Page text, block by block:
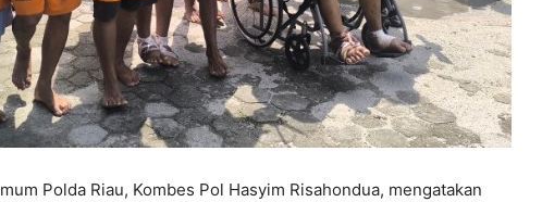
Polda Riau, Kombes Pol Hasyim Risahondua, mengatakan